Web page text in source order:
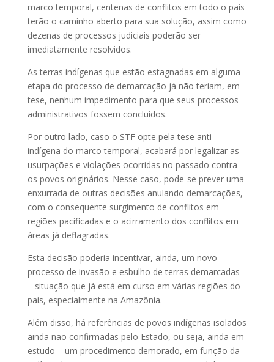
marco temporal, centenas de conflitos em todo o país
terão o caminho aberto para sua solução, assim como
dezenas de processos judiciais poderão ser
imediatamente resolvidos.
As terras indígenas que estão estagnadas em alguma
etapa do processo de demarcação já não teriam, em
tese, nenhum impedimento para que seus processos
administrativos fossem concluídos.
Por outro lado, caso o STF opte pela tese anti-
indígena do marco temporal, acabará por legalizar as
usurpações e violações ocorridas no passado contra
os povos originários. Nesse caso, pode-se prever uma
enxurrada de outras decisões anulando demarcações,
com o consequente surgimento de conflitos em
regiões pacificadas e o acirramento dos conflitos em
áreas já deflagradas.
Esta decisão poderia incentivar, ainda, um novo
processo de invasão e esbulho de terras demarcadas
– situação que já está em curso em várias regiões do
país, especialmente na Amazônia.
Além disso, há referências de povos indígenas isolados
ainda não confirmadas pelo Estado, ou seja, ainda em
estudo – um procedimento demorado, em função da